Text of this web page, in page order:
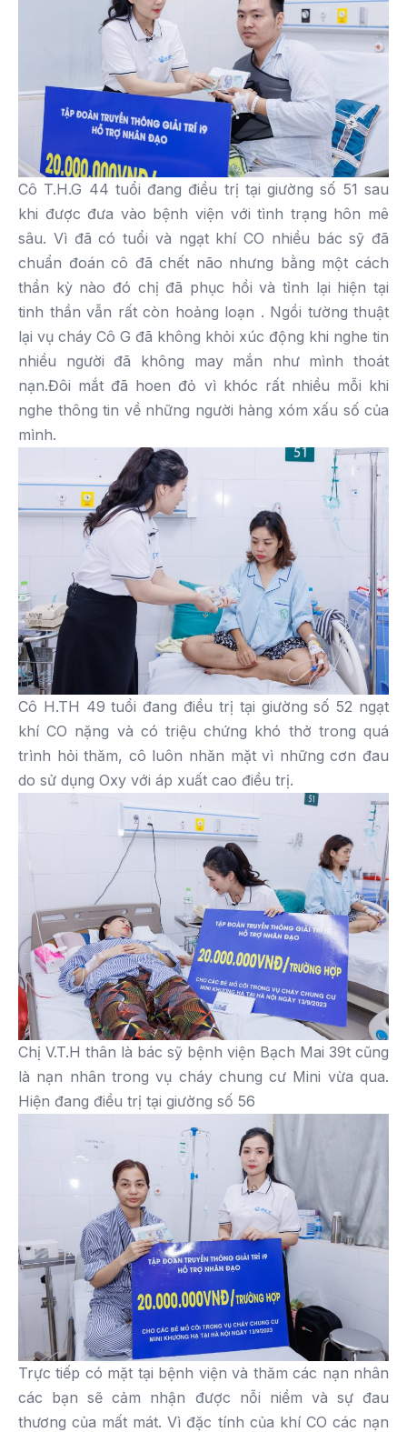
Cô T.H.G 44 tuổi đang điều trị tại giường số 51 sau
khi được đưa vào bệnh viện với tình trạng hôn mê
sâu. Vì đã có tuổi và ngạt khí CO nhiều bác sỹ đã
chuẩn đoán cô đã chết não nhưng bằng một cách
thần kỳ nào đó chị đã phục hồi và tỉnh lại hiện tại
tinh thần vẫn rất còn hoảng loạn . Ngồi tường thuật
lại vụ cháy Cô G đã không khỏi xúc động khi nghe tin
nhiều người đã không may mắn như mình thoát
nạn.Đôi mắt đã hoen đỏ vì khóc rất nhiều mỗi khi
nghe thông tin về những người hàng xóm xấu số của
mình.
Cô H.TH 49 tuổi đang điều trị tại giường số 52 ngạt
khí CO nặng và có triệu chứng khó thở trong quá
trình hỏi thăm, cô luôn nhăn mặt vì những cơn đau
do sử dụng Oxy với áp xuất cao điều trị.
Chị V.T.H thân là bác sỹ bệnh viện Bạch Mai 39t cũng
là nạn nhân trong vụ cháy chung cư Mini vừa qua.
Hiện đang điều trị tại giường số 56
Trực tiếp có mặt tại bệnh viện và thăm các nạn nhân
các bạn sẽ cảm nhận được nỗi niềm và sự đau
thương của mất mát. Vì đặc tính của khí CO các nạn